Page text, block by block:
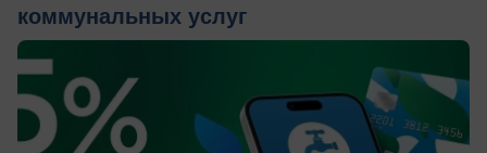
коммунальных услуг